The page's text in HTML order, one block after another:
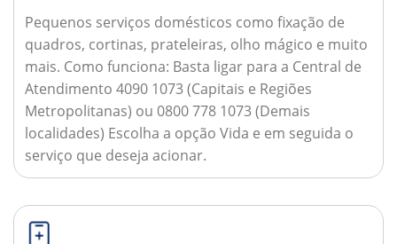
Pequenos serviços domésticos como fixação de
quadros, cortinas, prateleiras, olho mágico e muito
mais. Como funciona: Basta ligar para a Central de
Atendimento 4090 1073 (Capitais e Regiões
Metropolitanas) ou 0800 778 1073 (Demais
localidades) Escolha a opção Vida e em seguida o
serviço que deseja acionar.